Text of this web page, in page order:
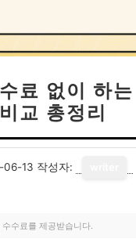
료 없이 하
비교 총정리
06-13 작성자:
수료를 제공받습니다.